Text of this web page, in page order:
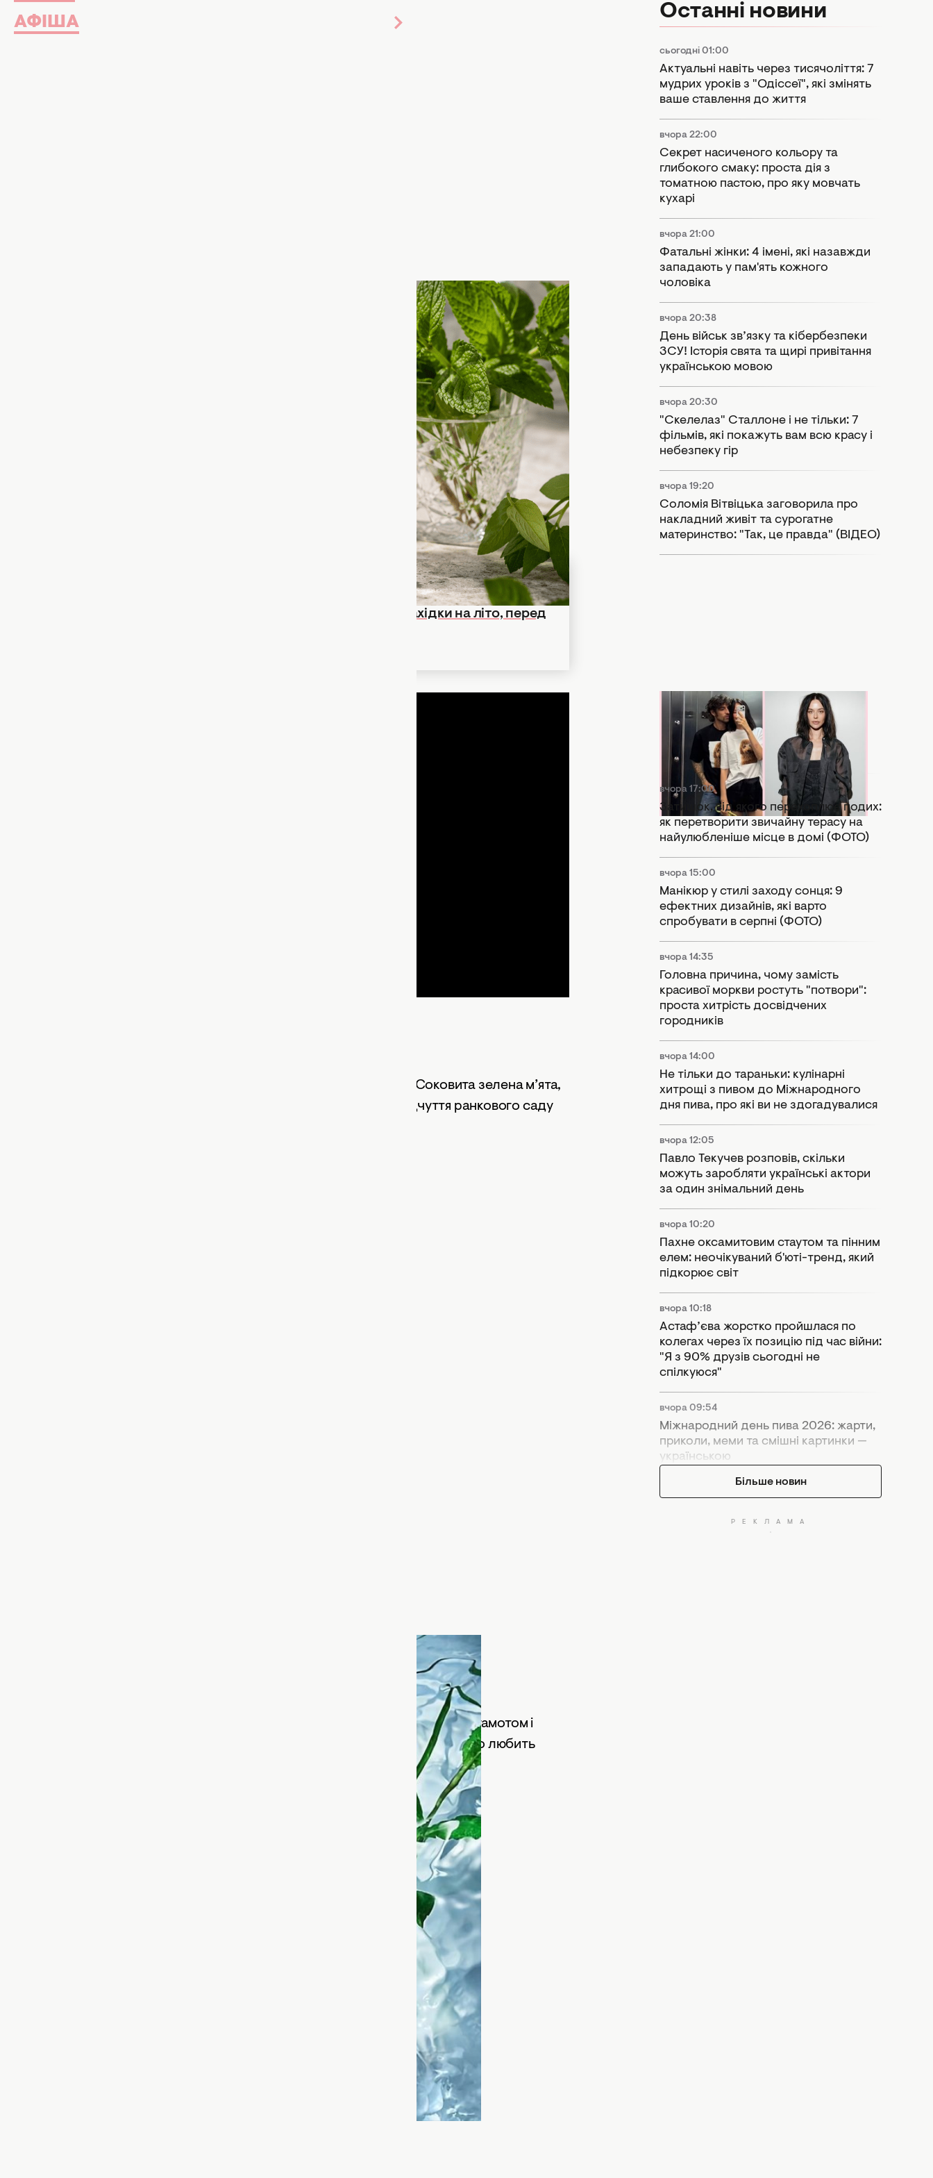
АФІША
М’ятні парфуми — це маленька хитрість для спекотного сезону
літньої парфумерії. Вона не просто
освіжає композицію, а створює особливе відчуття прохолоди, ніби легкий
вітерець торкається шкіри у спекотний день. У поєднанні з цитрусами,
зеленими акордами або білими квітами ця нота звучить чисто, енергійно та
сучасно, допомагаючи пережити навіть найвищі температури.
Якщо влітку вам хочеться замінити важкі та солодкі аромати на щось легке й
підбадьорливе, зверніть увагу на парфуми з м’ятою. У цій добірці на Хочу.ua
ми зібрали п’ять композицій, які дарують справжній ефект свіжості.
Полуничний сорбет у флаконі: парфумерні знахідки на літо, перед
Один із найвідоміших м’ятних ароматів у парфумерії. Соковита зелена м’ята,
свіжоскошена трава та цитрусові ноти створюють відчуття ранкового саду
Елегантна композиція, у якій м’ята поєднується з лимоном, бергамотом і
ароматними травами. Легкий та витончений аромат для тих, хто любить
Останні новини
сьогодні 01:00
Актуальні навіть через тисячоліття: 7
мудрих уроків з "Одіссеї", які змінять
ваше ставлення до життя
вчора 22:00
Секрет насиченого кольору та
глибокого смаку: проста дія з
томатною пастою, про яку мовчать
кухарі
вчора 21:00
Фатальні жінки: 4 імені, які назавжди
западають у пам'ять кожного
чоловіка
вчора 20:38
День військ зв’язку та кібербезпеки
ЗСУ! Історія свята та щирі привітання
українською мовою
вчора 20:30
"Скелелаз" Сталлоне і не тільки: 7
фільмів, які покажуть вам всю красу і
небезпеку гір
вчора 19:20
Соломія Вітвіцька заговорила про
накладний живіт та сурогатне
материнство: "Так, це правда" (ВІДЕО)
вчора 17:57
Копія колишньої: у Мережі активно
порівнюють нову дівчину Дантеса з
Дорофєєвою (ФОТО)
вчора 17:00
Затишок, від якого перехоплює подих:
як перетворити звичайну терасу на
найулюбленіше місце в домі (ФОТО)
вчора 15:00
Манікюр у стилі заходу сонця: 9
ефектних дизайнів, які варто
спробувати в серпні (ФОТО)
вчора 14:35
Головна причина, чому замість
красивої моркви ростуть "потвори":
проста хитрість досвідчених
городників
вчора 14:00
Не тільки до тараньки: кулінарні
хитрощі з пивом до Міжнародного
дня пива, про які ви не здогадувалися
вчора 12:05
Павло Текучев розповів, скільки
можуть заробляти українські актори
за один знімальний день
вчора 10:20
Пахне оксамитовим стаутом та пінним
елем: неочікуваний б'юті-тренд, який
підкорює світ
вчора 10:18
Астаф’єва жорстко пройшлася по
колегах через їх позицію під час війни:
"Я з 90% друзів сьогодні не
спілкуюся"
вчора 09:54
Міжнародний день пива 2026: жарти,
приколи, меми та смішні картинки —
українською
Більше новин